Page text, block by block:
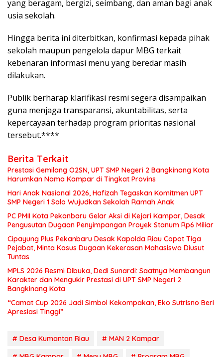
yang beragam, bergizi, seimbang, dan aman bagi anak
usia sekolah.
Hingga berita ini diterbitkan, konfirmasi kepada pihak
sekolah maupun pengelola dapur MBG terkait
kebenaran informasi menu yang beredar masih
dilakukan.
Publik berharap klarifikasi resmi segera disampaikan
guna menjaga transparansi, akuntabilitas, serta
kepercayaan terhadap program prioritas nasional
tersebut.****
Berita Terkait
Prestasi Gemilang O2SN, UPT SMP Negeri 2 Bangkinang Kota
Harumkan Nama Kampar di Tingkat Provins
Hari Anak Nasional 2026, Hafizah Tegaskan Komitmen UPT
SMP Negeri 1 Salo Wujudkan Sekolah Ramah Anak
PC PMII Kota Pekanbaru Gelar Aksi di Kejari Kampar, Desak
Pengusutan Dugaan Penyimpangan Proyek Stanum Rp6 Miliar
Cipayung Plus Pekanbaru Desak Kapolda Riau Copot Tiga
Pejabat, Minta Kasus Dugaan Kekerasan Mahasiswa Diusut
Tuntas
MPLS 2026 Resmi Dibuka, Dedi Sunardi: Saatnya Membangun
Karakter dan Mengukir Prestasi di UPT SMP Negeri 2
Bangkinang Kota
“Camat Cup 2026 Jadi Simbol Kekompakan, Eko Sutrisno Beri
Apresiasi Tinggi”
# Desa Kumantan Riau
# MAN 2 Kampar